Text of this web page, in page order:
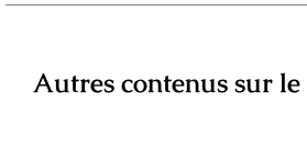
Autres contenus sur le